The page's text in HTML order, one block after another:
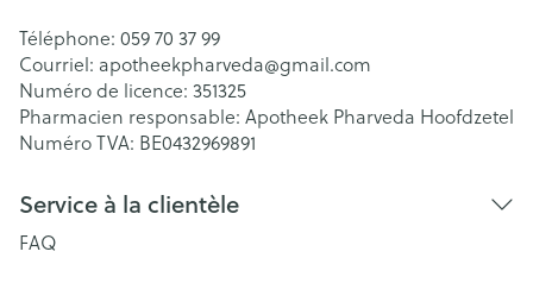
Téléphone: 059 70 37 99
Courriel: apotheekpharveda@gmail.com
Numéro de licence: 351325
Pharmacien responsable: Apotheek Pharveda Hoofdzetel
Numéro TVA: BE0432969891
Service à la clientèle
FAQ